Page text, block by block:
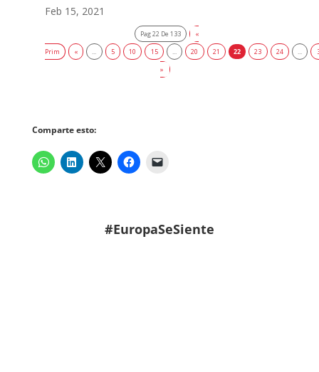
Feb 15, 2021
Pag 22 De 133
«
Prim
« ... 5 10 15 ... 20 21 22 23 24 ...
»
Comparte esto:
#EuropaSeSiente